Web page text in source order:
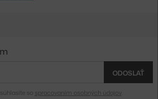
ODOSLAŤ
so spracovaním osobných údajov.